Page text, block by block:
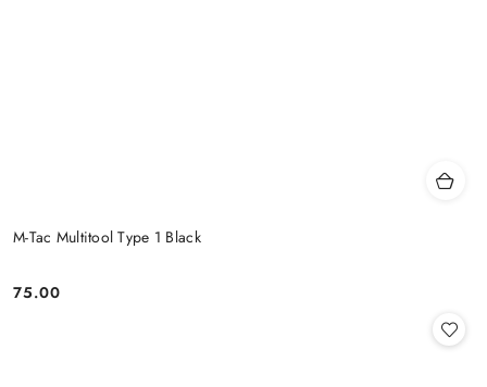
M-Tac Multitool Type 1 Black
Cena:
75.00